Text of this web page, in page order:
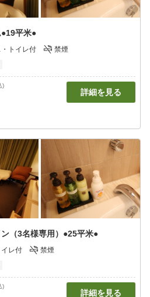
●19平米●
トイレ付 禁煙
)
詳細を見る
ン（3名様専用）●25平米●
レ付 禁煙
)
詳細を見る